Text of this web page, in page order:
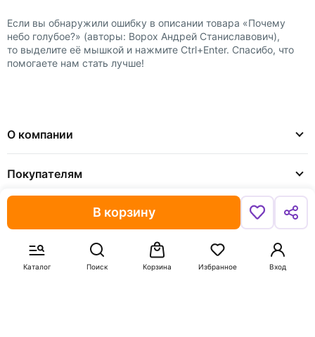
Каталог Поиск Вход
Избранное
Корзина
В корзину
Если вы обнаружили ошибку в описании товара «Почему
небо голубое?» (авторы: Ворох Андрей Станиславович),
то выделите её мышкой и нажмите Ctrl+Enter. Спасибо, что
помогаете нам стать лучше!
О компании
Покупателям
Доставка и оплата
Сотрудничество